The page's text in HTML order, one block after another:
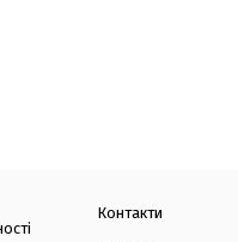
Контакти